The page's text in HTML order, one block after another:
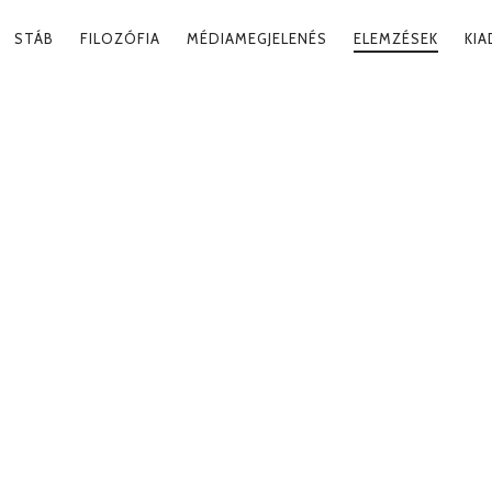
STÁB FILOZÓFIA MÉDIAMEGJELENÉS ELEMZÉSEK